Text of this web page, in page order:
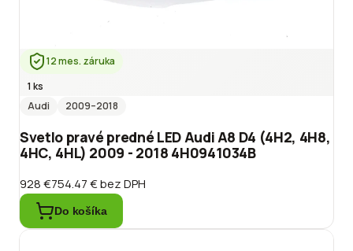
12 mes. záruka
1 ks
Audi
2009–2018
Svetlo pravé predné LED Audi A8 D4 (4H2, 4H8,
4HC, 4HL) 2009 - 2018 4H0941034B
928 €754.47 €bez DPH
Do košíka